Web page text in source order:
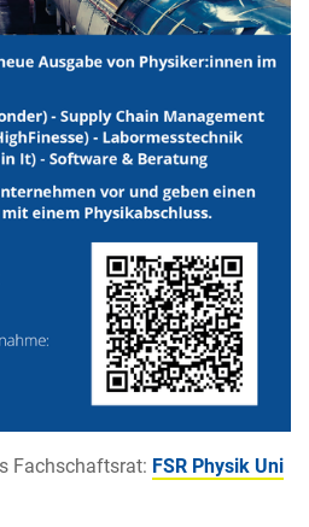
Fachschaftsrat: FSR Physik Uni